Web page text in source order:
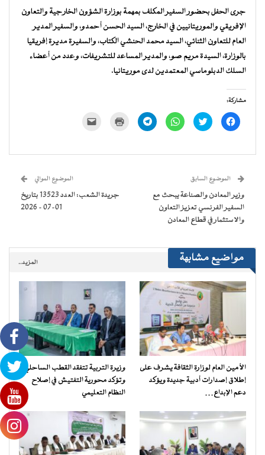
جرى الحفل بحضور السفير المكلف بمهمة بوزارة الشؤون الخارجية والتعاون
الإفريقي والموريتانيين في الخارج، السيد الحسن أحمدو، والسفير المدير
العام للتعاون الثنائي، السيد محمد الحنشي الكتاب، والسفيرة مديرة إفريقيا
بالوزارة، السيدة مريم صو، والمدير المساعد للتشريفات، وعدد من أعضاء
السلك الدبلوماسي المعتمدين لدى موريتانيا.
مشاركة:
انقر
للمشاركة
في
اضغط
للمشاركة
في
انقر
للمشاركة
في
انقر
للمشاركة
في
للطباعة
جديدة) الإلكتروني
نافذة
جديدة)
الموضوع السابق
وزير المعادن والصناعة يبحث مع
السفير الفرنسي تعزيز التعاون
والاستثمار في قطاع المعادن
الموضوع الموالي
جريدة الشعب: العدد 13523 بتاريخ
01-07 – 2026
مواضيع مشابهة المزيد..
الأمين العام لوزارة الثقافة يشرف على
إطلاق إصدارات أدبية جديدة ويؤكد
دعم الإبداع…
وزيرة التربية تتفقد القطب الساحلي
وتؤكد محورية التفتيش في إصلاح
النظام التعليمي